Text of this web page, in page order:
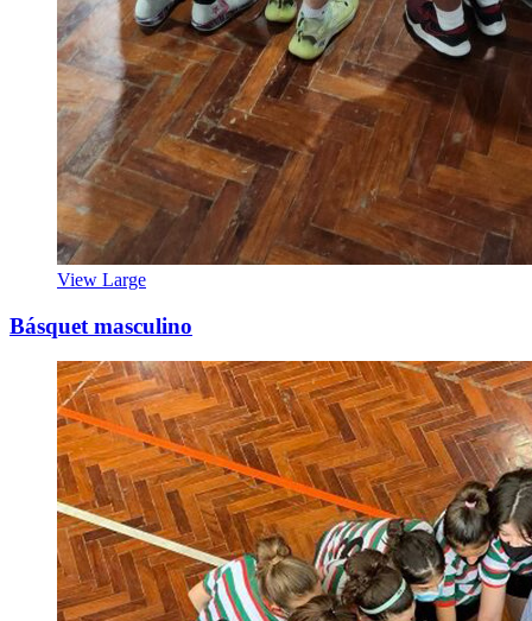
View Large
Básquet masculino